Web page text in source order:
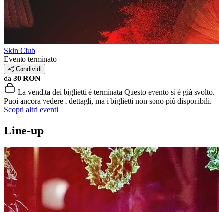
Skin Club
Evento terminato
Condividi
da 30 RON
La vendita dei biglietti è terminata Questo evento si è già svolto.
Puoi ancora vedere i dettagli, ma i biglietti non sono più disponibili.
Scopri altri eventi
Line-up